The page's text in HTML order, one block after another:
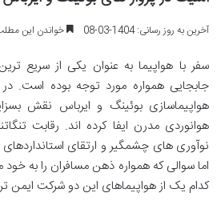
آخرین به روز رسانی: 1404-03-08 خواندن این مطلب 11 دقیقه زمان
سفر با هواپیما به عنوان یکی از سریع
جابجایی همواره مورد توجه بوده است.
هواپیماسازی بوئینگ و ایرباس نقش
هوانوردی مدرن ایفا کرده اند. رقابت
نوآوری های چشمگیر و ارتقای
اما سوالی که همواره ذهن مسافران را به
کدام یک از هواپیماهای این دو شرکت ایمن